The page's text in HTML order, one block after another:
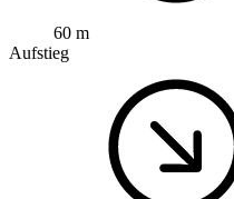
60 m
Aufstieg